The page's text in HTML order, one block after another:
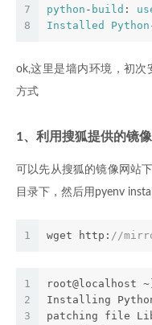
7
8
python - build :
Installed
Python
ok,这里是墙内环境，初
方式
1、利用搜狐提供的镜
可以先从搜狐的镜像网站
目录下，然后用pyenv
1 wget http: //
1
2
3
root@localhost ~]
Installing
patching file